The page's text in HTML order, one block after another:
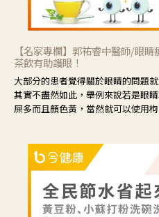
【名家專欄】郭祐睿中醫師/眼
茶飲有助護眼！
大部分的患者覺得關於眼睛的問題
其實不盡然如此，舉例來說若是眼
屎多而且顏色黃，當然就可以使用
候就要使用菊花、金銀花來治療；
眼睛周圍沒有眼屎，這種情況是屬
藕、麥門冬、山藥等比較滋潤的藥